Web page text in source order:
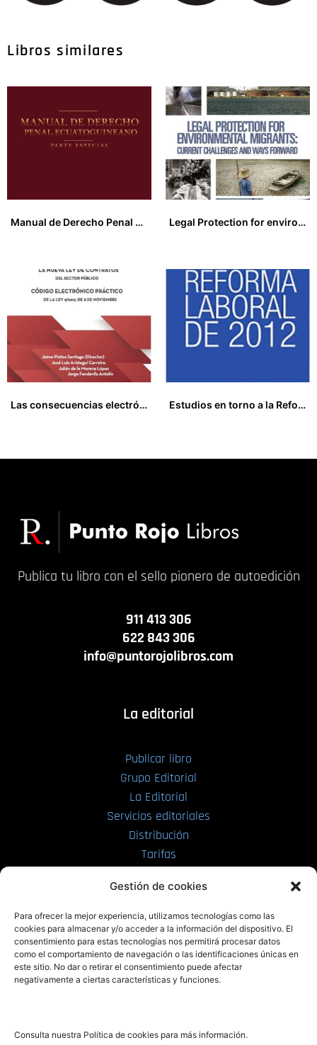
Gestión de cookies
Para ofrecer la mejor experiencia, utilizamos tecnologías como las
cookies para almacenar y/o acceder a la información del dispositivo. El
consentimiento para estas tecnologías nos permitirá procesar datos
como el comportamiento de navegación o las identificaciones únicas en
este sitio. No dar o retirar el consentimiento puede afectar
negativamente a ciertas características y funciones.
Consulta nuestra Política de cookies para más información.
Libros similares
Manual de Derecho Penal Ecuatoguineano, Parte Especial
Legal Protection for environmental migrants: current challenges and Ways Forward
Las consecuencias electrónicas de la nueva Ley de Contratos del Sector Público: código electrónico práctico de la Ley 9/2017, de 8 de noviembre
Estudios en torno a la Reforma Laboral de 2012
Publica tu libro con el sello pionero de autoedición
911 413 306
622 843 306
info@puntorojolibros.com
La editorial
Publicar libro
Grupo Editorial
La Editorial
Servicios editoriales
Distribución
Tarifas
PRL | Films
PRL | Play
PRL | LAB